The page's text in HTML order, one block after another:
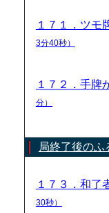
１７１．ツモ
3分40秒）
１７２．手牌
分）
局終了後のふ
１７３．和了
30秒）